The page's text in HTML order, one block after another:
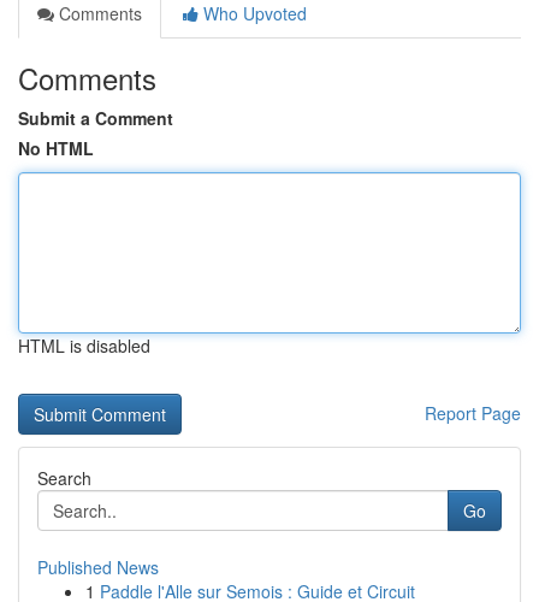
Comments
Who Upvoted
Comments
Submit a Comment
No HTML
HTML is disabled
Report Page
Search
Go
Published News
1 Paddle l'Alle sur Semois : Guide et Circuit